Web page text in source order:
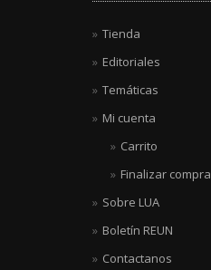
Tienda
Editoriales
Temáticas
Mi cuenta
Carrito
Finalizar compra
Sobre LUA
Boletín REUN
Contactanos